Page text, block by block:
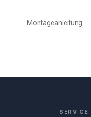
Montageanleitung
SERVICE